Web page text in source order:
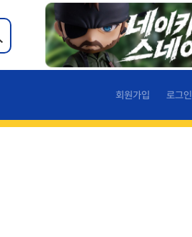
회원가입 로그인